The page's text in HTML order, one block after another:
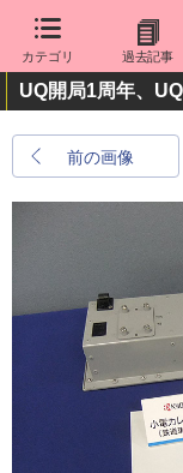
カテゴリ 過去記事
UQ開局1周年、
前の画像